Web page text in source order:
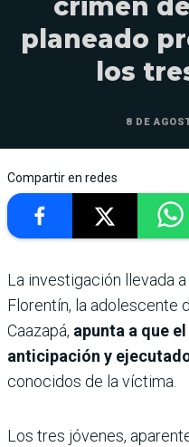
planeado
los
8 DE
Compartir en redes
La investigación llevada
Florentín, la adolescente
Caazapá, apunta a que
anticipación y
conocidos de la víctima.
Los tres jóvenes,